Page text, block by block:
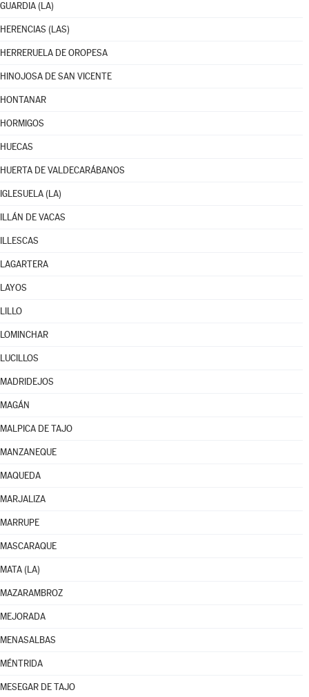
GUARDIA (LA)
HERENCIAS (LAS)
HERRERUELA DE OROPESA
HINOJOSA DE SAN VICENTE
HONTANAR
HORMIGOS
HUECAS
HUERTA DE VALDECARÁBANOS
IGLESUELA (LA)
ILLÁN DE VACAS
ILLESCAS
LAGARTERA
LAYOS
LILLO
LOMINCHAR
LUCILLOS
MADRIDEJOS
MAGÁN
MALPICA DE TAJO
MANZANEQUE
MAQUEDA
MARJALIZA
MARRUPE
MASCARAQUE
MATA (LA)
MAZARAMBROZ
MEJORADA
MENASALBAS
MÉNTRIDA
MESEGAR DE TAJO